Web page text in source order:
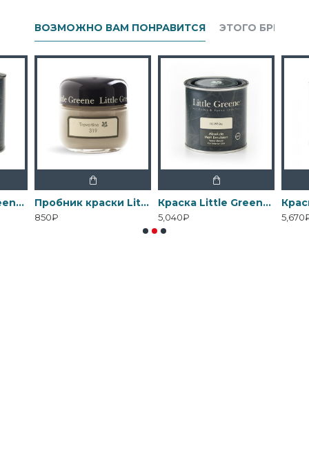
ВОЗМОЖНО ВАМ ПОНРАВИТСЯ ЭТОГО БРЕНДА
Краска Little Greene Interior Oil Eggshell Пробник краски Little Greene Absolute Matt Emulsion 60 мл
850₽
Краска Little Greene Absolute Matt Emulsion
5,040₽